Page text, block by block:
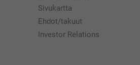
Sivukartta
Ehdot/takuut
Investor Relations